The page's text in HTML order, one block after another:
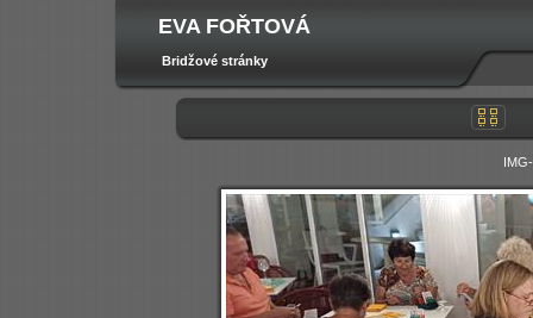
EVA FOŘTOVÁ
Bridžové stránky